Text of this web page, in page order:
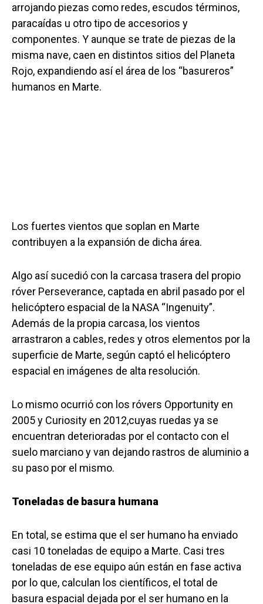
arrojando piezas como redes, escudos términos,
paracaídas u otro tipo de accesorios y
componentes. Y aunque se trate de piezas de la
misma nave, caen en distintos sitios del Planeta
Rojo, expandiendo así el área de los “basureros”
humanos en Marte.
Los fuertes vientos que soplan en Marte
contribuyen a la expansión de dicha área.
Algo así sucedió con la carcasa trasera del propio
róver Perseverance, captada en abril pasado por el
helicóptero espacial de la NASA “Ingenuity”.
Además de la propia carcasa, los vientos
arrastraron a cables, redes y otros elementos por la
superficie de Marte, según captó el helicóptero
espacial en imágenes de alta resolución.
Lo mismo ocurrió con los róvers Opportunity en
2005 y Curiosity en 2012,cuyas ruedas ya se
encuentran deterioradas por el contacto con el
suelo marciano y van dejando rastros de aluminio a
su paso por el mismo.
Toneladas de basura humana
En total, se estima que el ser humano ha enviado
casi 10 toneladas de equipo a Marte. Casi tres
toneladas de ese equipo aún están en fase activa
por lo que, calculan los científicos, el total de
basura espacial dejada por el ser humano en la